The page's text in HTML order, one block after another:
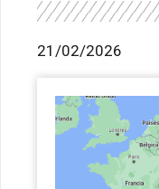
21/02/2026